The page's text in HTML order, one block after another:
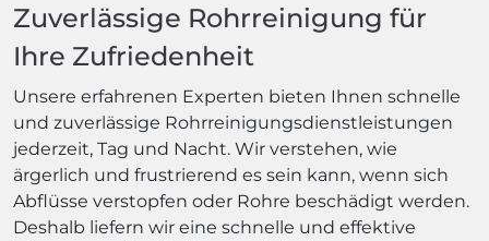
Zuverlässige Rohrreinigung für
Ihre Zufriedenheit
Unsere erfahrenen Experten bieten Ihnen schnelle
und zuverlässige Rohrreinigungsdienstleistungen
jederzeit, Tag und Nacht. Wir verstehen, wie
ärgerlich und frustrierend es sein kann, wenn sich
Abflüsse verstopfen oder Rohre beschädigt werden.
Deshalb liefern wir eine schnelle und effektive